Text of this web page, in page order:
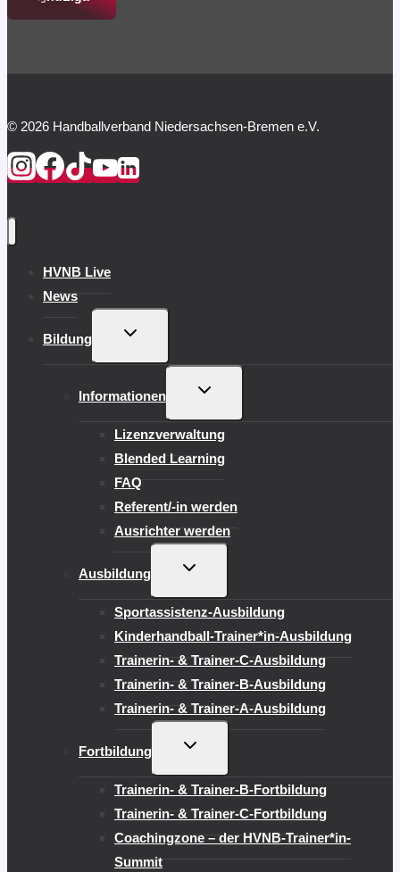
© 2026 Handballverband Niedersachsen-Bremen e.V.
HVNB Live
News
Bildung
UNTERMENÜ
Informationen
UNTERMENÜ
Lizenzverwaltung
Blended Learning
FAQ
Referent/-in werden
Ausrichter werden
Ausbildung
UNTERMENÜ
Sportassistenz-Ausbildung
Kinderhandball-Trainer*in-Ausbildung
Trainerin- & Trainer-C-Ausbildung
Trainerin- & Trainer-B-Ausbildung
Trainerin- & Trainer-A-Ausbildung
Fortbildung
UNTERMENÜ
Trainerin- & Trainer-B-Fortbildung
Trainerin- & Trainer-C-Fortbildung
Coachingzone – der HVNB-Trainer*in-
Summit